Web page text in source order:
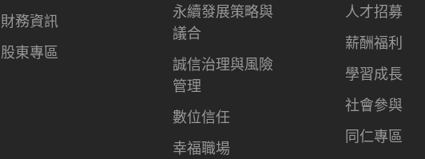
財務資訊
股東專區
永續發展策略與
議合
誠信治理與風險
管理
數位信任
幸福職場
人才招募
薪酬福利
學習成長
社會參與
同仁專區